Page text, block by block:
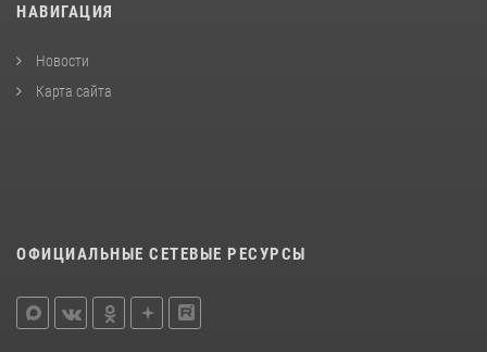
НАВИГАЦИЯ
Новости
Карта сайта
ОФИЦИАЛЬНЫЕ СЕТЕВЫЕ РЕСУРСЫ